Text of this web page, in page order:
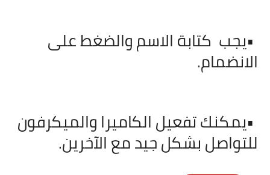
•يجب كتابة الاسم والضغط على
الانضمام.
•يمكنك تفعيل الكاميرا والميكرفون
للتواصل بشكل جيد مع الآخرين.